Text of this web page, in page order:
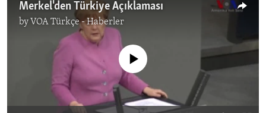
Merkel'den Türkiye Açıklaması
by VOA Türkçe - Haberler
No media source currently available